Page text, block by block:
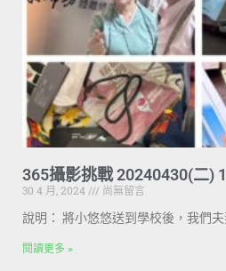
365攝影挑戰 20240430(二)
30 4 月, 2024
尚無留言
說明： 將小悠悠送到學校後，我們
閱讀更多 »